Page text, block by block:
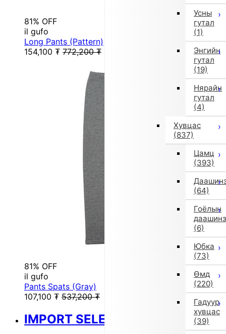
Усны
гутал
(1)
Энгийн
гутал
(19)
Нярайн
гутал
(4)
Хувцас
(837)
Цамц
(393)
(64)
Гоёлын
даашинз
(6)
Юбка
(73)
Өмд
(220)
Гадуур
хувцас
(39)
81% OFF
il gufo
Long Pants (Pattern)
154,100 ₮ 772,200 ₮
81% OFF
il gufo
Pants Spats (Gray)
107,100 ₮ 537,200 ₮
IMPORT SELECT